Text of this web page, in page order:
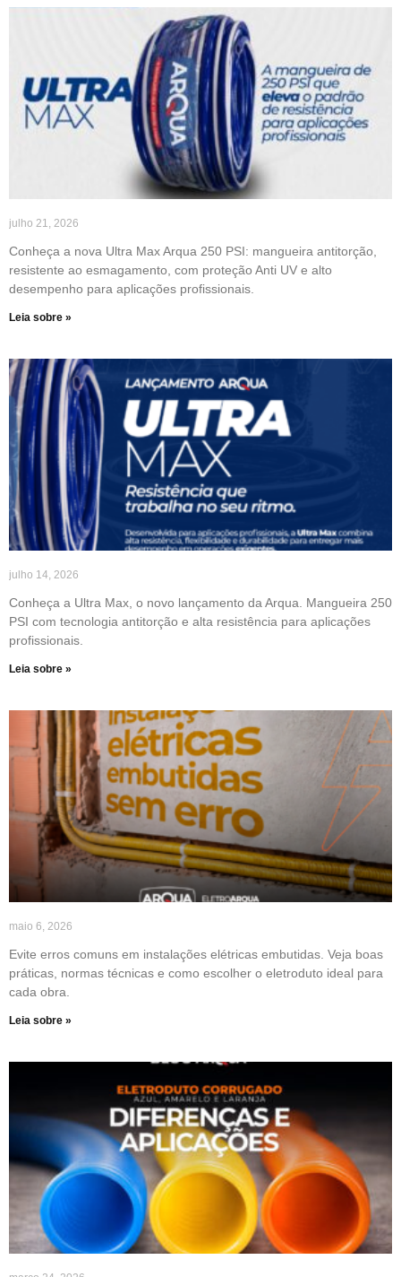
julho 21, 2026
Conheça a nova Ultra Max Arqua 250 PSI: mangueira antitorção,
resistente ao esmagamento, com proteção Anti UV e alto
desempenho para aplicações profissionais.
Leia sobre »
julho 14, 2026
Conheça a Ultra Max, o novo lançamento da Arqua. Mangueira 250
PSI com tecnologia antitorção e alta resistência para aplicações
profissionais.
Leia sobre »
maio 6, 2026
Evite erros comuns em instalações elétricas embutidas. Veja boas
práticas, normas técnicas e como escolher o eletroduto ideal para
cada obra.
Leia sobre »